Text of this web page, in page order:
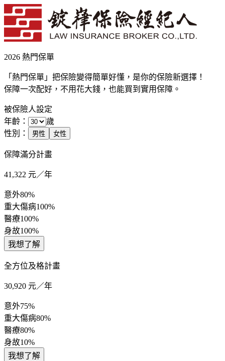
2026 熱門保單
「熱門保單」把保險變得簡單好懂，是你的保險新選擇！
保障一次配好，不用花大錢，也能買到實用保障。
被保險人設定
年齡：
歲
性別：
男性 女性
保障滿分計畫
41,322 元／年
意外80%
重大傷病100%
醫療100%
身故100%
我想了解
全方位及格計畫
30,920 元／年
意外75%
重大傷病80%
醫療80%
身故10%
我想了解